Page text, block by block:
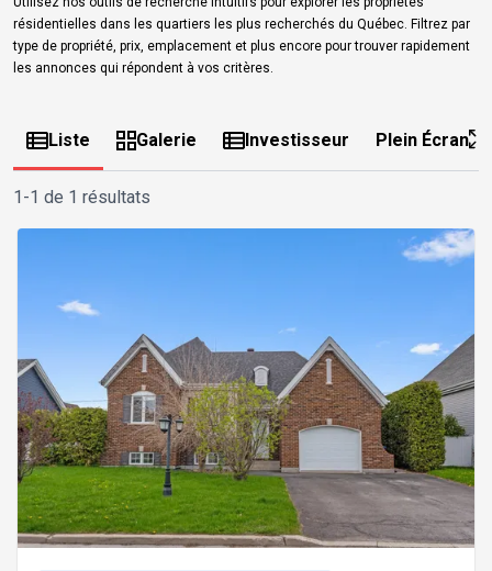
résidentielles dans les quartiers les plus recherchés du Québec. Filtrez par
type de propriété, prix, emplacement et plus encore pour trouver rapidement
les annonces qui répondent à vos critères.
Liste Galerie Investisseur Plein Écran
1-1 de 1 résultats